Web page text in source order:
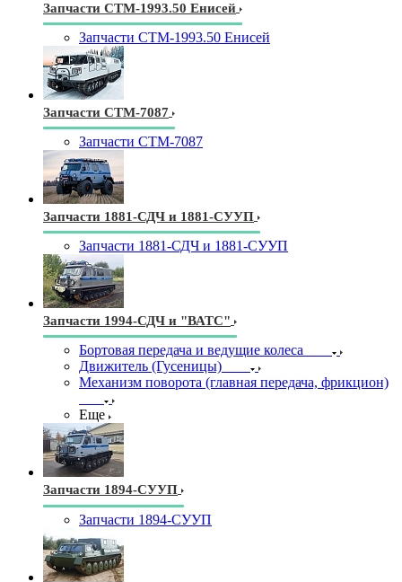
Запчасти СТМ-1993.50 Енисей
Запчасти СТМ-1993.50 Енисей
Запчасти СТМ-7087
Запчасти СТМ-7087
Запчасти 1881-СДЧ и 1881-СУУП
Запчасти 1881-СДЧ и 1881-СУУП
Запчасти 1994-СДЧ и "ВАТС"
Бортовая передача и ведущие колеса
Движитель (Гусеницы)
Механизм поворота (главная передача, фрикцион)
Еще
Запчасти 1894-СУУП
Запчасти 1894-СУУП